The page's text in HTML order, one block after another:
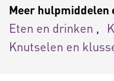
Meer hulpmiddelen
Eten en drinken
Knutselen en